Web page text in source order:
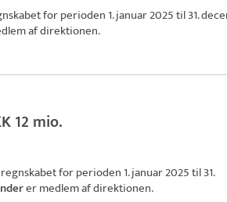
for perioden 1. januar 2025 til 31.
af direktionen.
12 mio.
for perioden 1. januar 2025 til 31.
er medlem af direktionen.